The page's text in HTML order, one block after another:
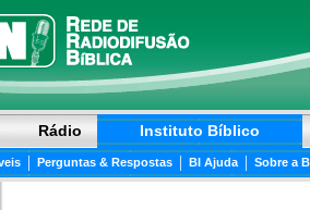
Rádio Instituto Bíblico
| Perguntas & Respostas | BI Ajuda | Sobre a